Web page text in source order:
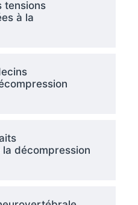
tensions
à la
décompression